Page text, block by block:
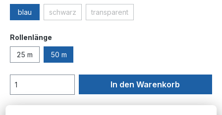
blau schwarz(Diese Option ist zurzeit nicht verfügbar.)
transparent(Diese Option ist zurzeit nicht
Rollenlänge
25 m 50 m
In den Warenkorb